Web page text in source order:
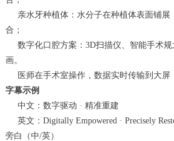
亲水牙种植体：水分子在种植体表面铺展
合；
数字化口腔方案：3D扫描仪、智能手术规
画。
医师在手术室操作，数据实时传输到大屏
字幕示例
中文：数字驱动 · 精准重建
英文：Digitally Empowered · Precisely
旁白（中/英）